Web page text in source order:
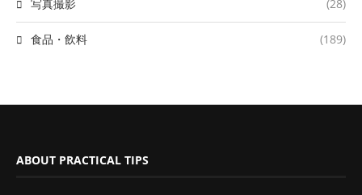
写真撮影 (28)
食品・飲料 (189)
ABOUT PRACTICAL TIPS